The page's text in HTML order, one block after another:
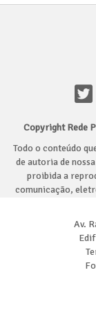
Copyright Rede
Todo o conteúdo
de autoria de
proibida a
comunicação,
Av.